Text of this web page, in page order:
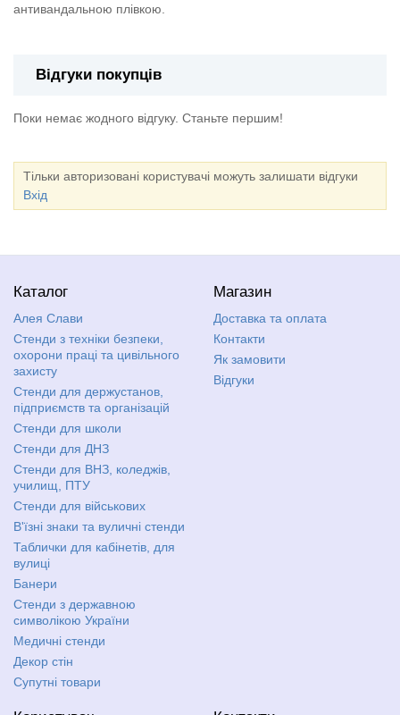
антивандальною плівкою.
Відгуки покупців
Поки немає жодного відгуку. Станьте першим!
Тільки авторизовані користувачі можуть залишати відгуки
Вхід
Каталог
Алея Слави
Стенди з техніки безпеки,
охорони праці та цивільного
захисту
Стенди для держустанов,
підприємств та організацій
Стенди для школи
Стенди для ДНЗ
Стенди для ВНЗ, коледжів,
училищ, ПТУ
Стенди для військових
В'їзні знаки та вуличні стенди
Таблички для кабінетів, для
вулиці
Банери
Стенди з державною
символікою України
Медичні стенди
Декор стін
Супутні товари
Магазин
Доставка та оплата
Контакти
Як замовити
Відгуки